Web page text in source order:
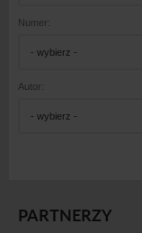
Numer:
- wybierz -
Autor:
- wybierz -
PARTNERZY